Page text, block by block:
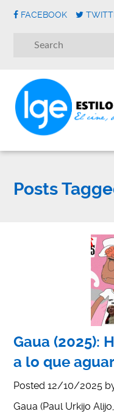
FACEBOOK
Posts
Gaua (2025):
a lo que
Posted12/10/2025
Gaua (Paul Urkijo